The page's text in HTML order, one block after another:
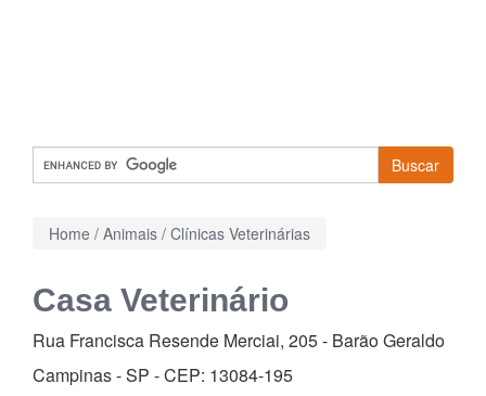
Buscar
Home / Animais / Clínicas Veterinárias
Casa Veterinário
Rua Francisca Resende Merciai, 205- Barão Geraldo
Campinas - SP - CEP: 13084-195